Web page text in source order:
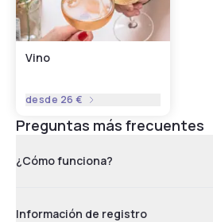
Vino
desde 26 €
Preguntas más frecuentes
¿Cómo funciona?
Información de registro